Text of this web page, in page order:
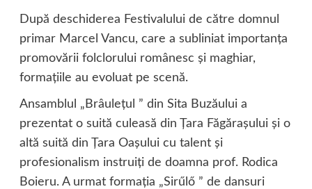
După deschiderea Festivalului de către domnul
primar Marcel Vancu, care a subliniat importanţa
promovării folclorului românesc şi maghiar,
formaţiile au evoluat pe scenă.
Ansamblul „Brâuleţul ” din Sita Buzăului a
prezentat o suită culeasă din Ţara Făgăraşului şi o
altă suită din Ţara Oaşului cu talent şi
profesionalism instruiţi de doamna prof. Rodica
Boieru. A urmat formaţia „Sirűlő ” de dansuri